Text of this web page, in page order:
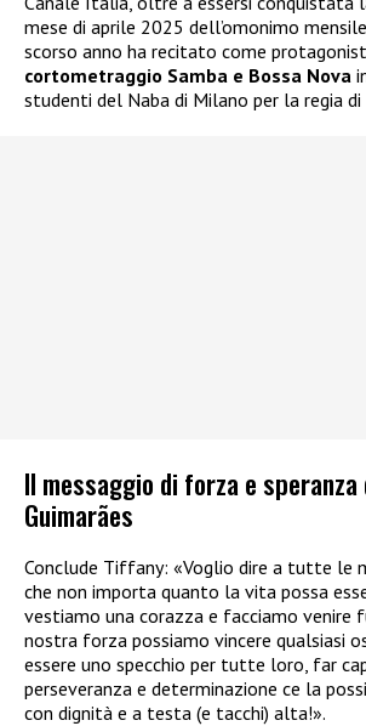
mese di aprile 2025 dell’omonimo
scorso anno ha recitato come
cortometraggio Samba e Bossa Nova
studenti del Naba di Milano per la regia di
Il messaggio di forza e
Guimarães
Conclude Tiffany: «Voglio dire a tutte le
che non importa quanto la vita possa
vestiamo una corazza e facciamo
nostra forza possiamo vincere qualsiasi
essere uno specchio per tutte loro, far
perseveranza e determinazione ce la
con dignità e a testa (e tacchi) alta!».